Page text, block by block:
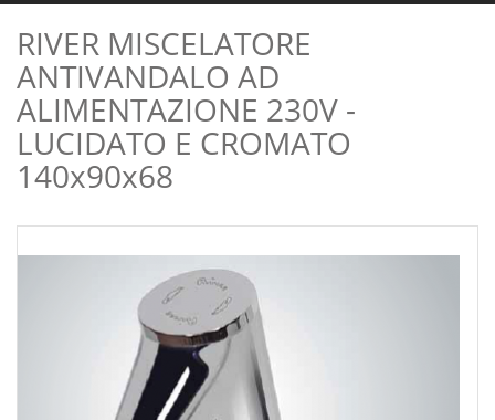
RIVER MISCELATORE
ANTIVANDALO AD
ALIMENTAZIONE 230V -
LUCIDATO E CROMATO
140x90x68